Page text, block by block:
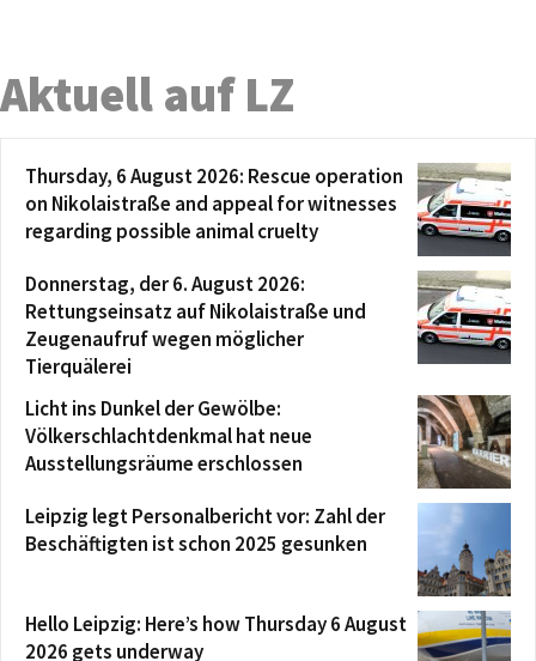
Aktuell auf LZ
Thursday, 6 August 2026: Rescue operation
on Nikolaistraße and appeal for witnesses
regarding possible animal cruelty
Donnerstag, der 6. August 2026:
Rettungseinsatz auf Nikolaistraße und
Zeugenaufruf wegen möglicher
Tierquälerei
Licht ins Dunkel der Gewölbe:
Völkerschlachtdenkmal hat neue
Ausstellungsräume erschlossen
Leipzig legt Personalbericht vor: Zahl der
Beschäftigten ist schon 2025 gesunken
Hello Leipzig: Here’s how Thursday 6 August
2026 gets underway